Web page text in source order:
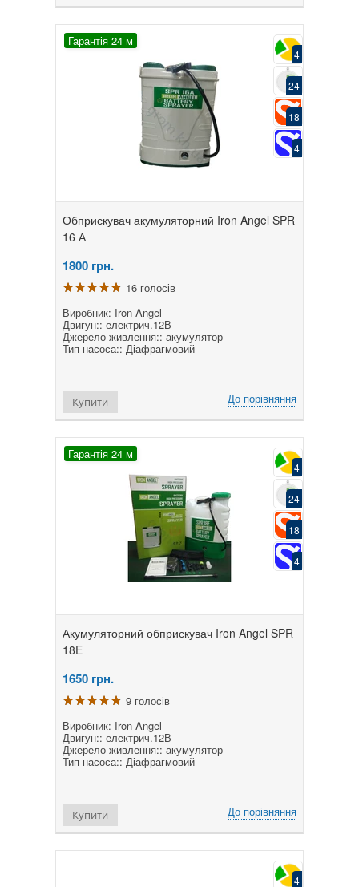
Гарантія 24 м
4
24
18
4
Обприскувач акумуляторний Iron Angel SPR
16 А
1800 грн.
16 голосів
Виробник: Iron Angel
Двигун:: електрич.12В
Джерело живлення:: акумулятор
Тип насоса:: Діафрагмовий
До порівняння
Купити
Гарантія 24 м
4
24
18
4
Акумуляторний обприскувач Iron Angel SPR
18E
1650 грн.
9 голосів
Виробник: Iron Angel
Двигун:: електрич.12В
Джерело живлення:: акумулятор
Тип насоса:: Діафрагмовий
До порівняння
Купити
4